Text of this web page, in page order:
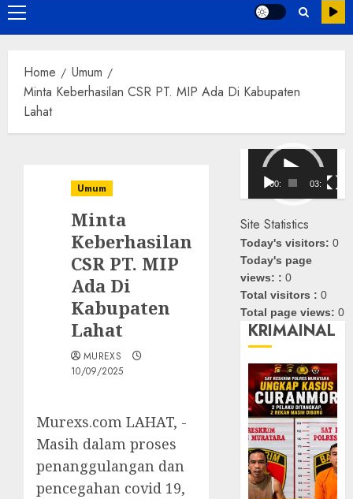
Primary
Menu
Home
Umum
Minta Keberhasilan CSR PT. MIP Ada Di Kabupaten
Lahat
Umum
Minta
Keberhasilan
CSR PT. MIP
Ada Di
Kabupaten
Lahat
MUREXS
10/09/2025
Murexs.com LAHAT, -
Masih dalam proses
penanggulangan dan
pencegahan covid 19,
Pemutar
Video
00:00 03:08
Site Statistics
Today's visitors:0
Today's page
views: :0
Total visitors :0
Total page views:0
KRIMAINAL